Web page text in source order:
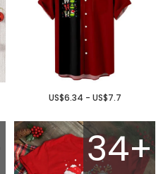
US$6.34 - US$7.7
34+